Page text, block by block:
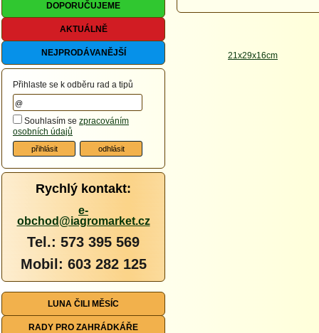
DOPORUČUJEME
AKTUÁLNĚ
NEJPRODÁVANĚJŠÍ
Přihlaste se k odběru rad a tipů
Souhlasím se zpracováním
osobních údajů
Rychlý kontakt:
e-
obchod@iagromarket.cz
Tel.: 573 395 569
Mobil: 603 282 125
LUNA ČILI MĚSÍC
RADY PRO ZAHRÁDKÁŘE